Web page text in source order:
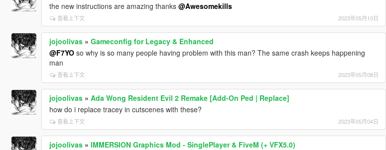
the new instructions are amazing thanks @Awesomekills
查看上下文 2023年05月10日
jojoolivas» Gameconfig for Legacy & Enhanced
@F7YOso why is so many people having problem with this man? The same crash keeps happening
man
查看上下文 2023年05月08日
jojoolivas» Ada Wong Resident Evil 2 Remake [Add-On Ped | Replace]
how do i replace tracey in cutscenes with these?
查看上下文 2023年05月04日
jojoolivas» IMMERSION Graphics Mod - SinglePlayer & FiveM (+ VFX5.0)